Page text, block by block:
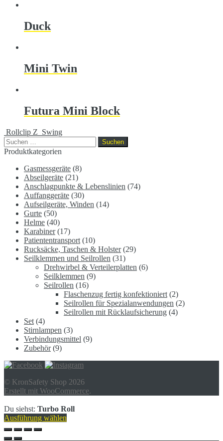
Duck
Mini Twin
Futura Mini Block
Rollclip Z Swing
Suchen
nach:
Produktkategorien
Gasmessgeräte (8)
Abseilgeräte (21)
Anschlagpunkte & Lebenslinien (74)
Auffanggeräte (30)
Aufseilgeräte, Winden (14)
Gurte (50)
Helme (40)
Karabiner (17)
Patiententransport (10)
Rucksäcke, Taschen & Holster (29)
Seilklemmen und Seilrollen (31)
Drehwirbel & Verteilerplatten (6)
Seilklemmen (9)
Seilrollen (16)
Flaschenzug fertig konfektioniert (2)
Seilrollen für Spezialanwendungen (2)
Seilrollen mit Rücklaufsicherung (4)
Set (4)
Stirnlampen (3)
Verbindungsmittel (9)
Zubehör (9)
© KronSafety Shop 2026
Erstellt mit WooCommerce.
Du siehst: Turbo Roll
Ausführung wählen